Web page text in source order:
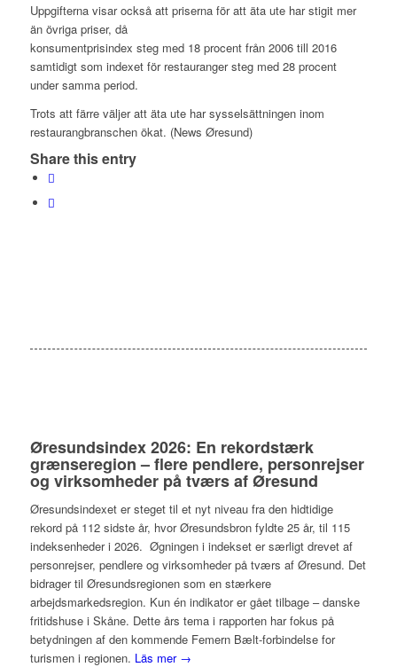
Uppgifterna visar också att priserna för att äta ute har stigit mer
än övriga priser, då
konsumentprisindex steg med 18 procent från 2006 till 2016
samtidigt som indexet för restauranger steg med 28 procent
under samma period.
Trots att färre väljer att äta ute har sysselsättningen inom
restaurangbranschen ökat. (News Øresund)
Share this entry
Øresundsindex 2026: En rekordstærk
grænseregion – flere pendlere, personrejser
og virksomheder på tværs af Øresund
Øresundsindexet er steget til et nyt niveau fra den hidtidige
rekord på 112 sidste år, hvor Øresundsbron fyldte 25 år, til 115
indeksenheder i 2026. Øgningen i indekset er særligt drevet af
personrejser, pendlere og virksomheder på tværs af Øresund. Det
bidrager til Øresundsregionen som en stærkere
arbejdsmarkedsregion. Kun én indikator er gået tilbage – danske
fritidshuse i Skåne. Dette års tema i rapporten har fokus på
betydningen af den kommende Femern Bælt-forbindelse for
turismen i regionen. Läs mer →